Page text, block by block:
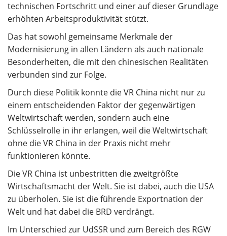
technischen Fortschritt und einer auf dieser Grundlage
erhöhten Arbeitsproduktivität stützt.
Das hat sowohl gemeinsame Merkmale der
Modernisierung in allen Ländern als auch nationale
Besonderheiten, die mit den chinesischen Realitäten
verbunden sind zur Folge.
Durch diese Politik konnte die VR China nicht nur zu
einem entscheidenden Faktor der gegenwärtigen
Weltwirtschaft werden, sondern auch eine
Schlüsselrolle in ihr erlangen, weil die Weltwirtschaft
ohne die VR China in der Praxis nicht mehr
funktionieren könnte.
Die VR China ist unbestritten die zweitgrößte
Wirtschaftsmacht der Welt. Sie ist dabei, auch die USA
zu überholen. Sie ist die führende Exportnation der
Welt und hat dabei die BRD verdrängt.
Im Unterschied zur UdSSR und zum Bereich des RGW